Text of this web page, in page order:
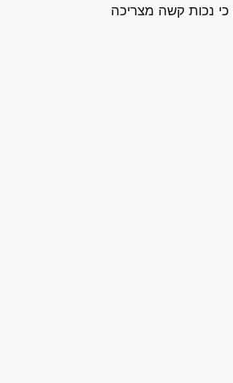
מס מלא. החוק מבין כי נכות קשה מצריכה